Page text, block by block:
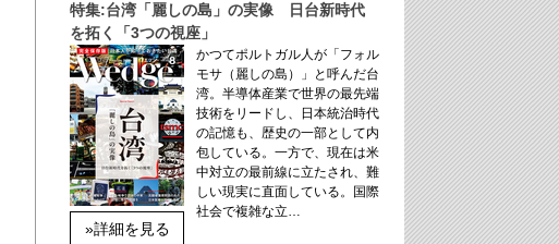
特集:台湾「麗しの島」の実像 日台新時代
を拓く「3つの視座」
»詳細を見る
かつてポルトガル人が「フォル
モサ（麗しの島）」と呼んだ台
湾。半導体産業で世界の最先端
技術をリードし、日本統治時代
の記憶も、歴史の一部として内
包している。一方で、現在は米
中対立の最前線に立たされ、難
しい現実に直面している。国際
社会で複雑な立…